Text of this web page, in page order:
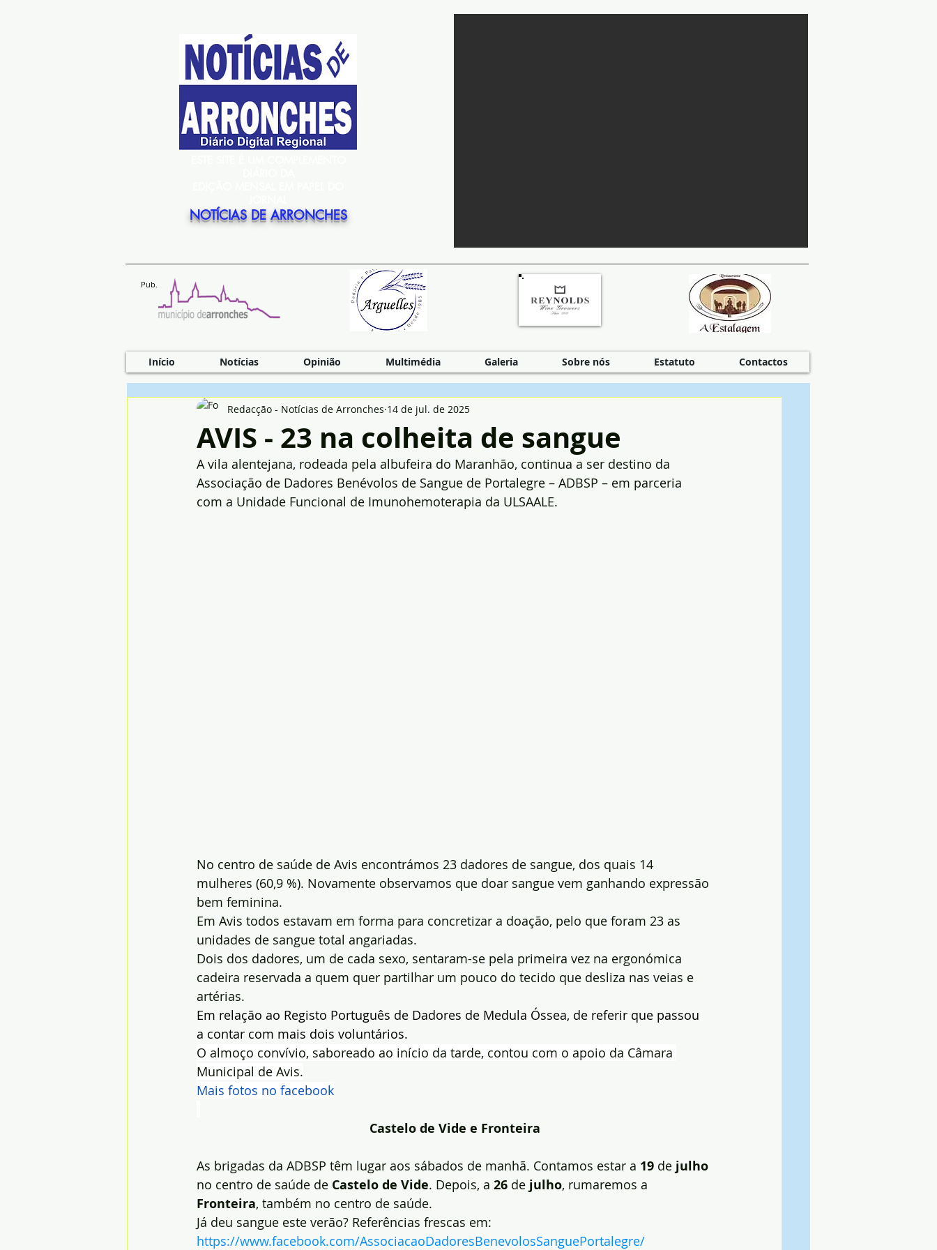
NOTÍCIAS DE ARRONCHES
Pub.
Início Notícias Opinião Multimédia Galeria Sobre nós Estatuto Contactos
AVIS - 23 na colheita de sangue
Redacção - Notícias de Arronches 14 de jul. de 2025
A vila alentejana, rodeada pela albufeira do Maranhão, continua a ser destino da
Associação de Dadores Benévolos de Sangue de Portalegre – ADBSP – em parceria
com a Unidade Funcional de Imunohemoterapia da ULSAALE.
No centro de saúde de Avis encontrámos 23 dadores de sangue, dos quais 14
mulheres (60,9 %). Novamente observamos que doar sangue vem ganhando expressão
bem feminina.
Em Avis todos estavam em forma para concretizar a doação, pelo que foram 23 as
unidades de sangue total angariadas.
Dois dos dadores, um de cada sexo, sentaram-se pela primeira vez na ergonómica
cadeira reservada a quem quer partilhar um pouco do tecido que desliza nas veias e
artérias.
Em relação ao Registo Português de Dadores de Medula Óssea, de referir que passou
a contar com mais dois voluntários.
O almoço convívio, saboreado ao início da tarde, contou com o apoio da Câmara
Municipal de Avis.
Mais fotos no facebook
Castelo de Vide e Fronteira
As brigadas da ADBSP têm lugar aos sábados de manhã. Contamos estar a 19 de julho
no centro de saúde de Castelo de Vide. Depois, a 26 de julho, rumaremos a
Fronteira, também no centro de saúde.
Já deu sangue este verão? Referências frescas em:
https://www.facebook.com/AssociacaoDadoresBenevolosSanguePortalegre/